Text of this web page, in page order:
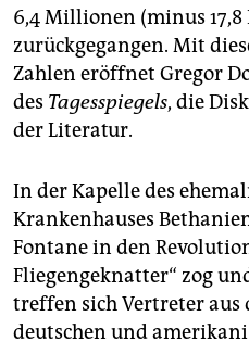
fragen & hilfe
unterstützen
abo
epaper login
6,4 Millionen (minus 17,8
zurückgegangen. Mit
Zahlen eröffnet Gregor
des Tagesspiegels, die
der Literatur.
In der Kapelle des
Krankenhauses
Fontane in den
Fliegengeknatter“ zog
treffen sich Vertreter aus
deutschen und